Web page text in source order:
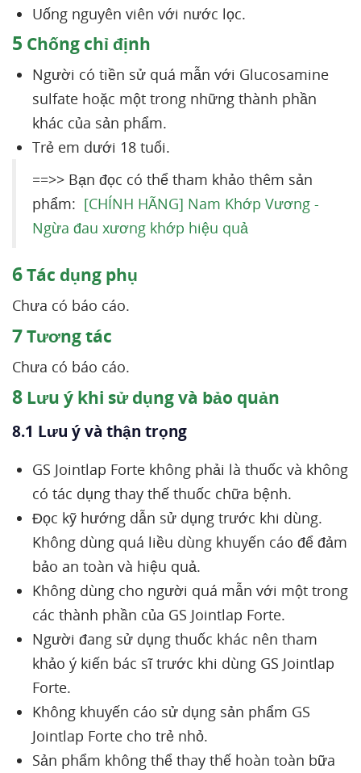
Uống nguyên viên với nước lọc.
5 Chống chỉ định
Người có tiền sử quá mẫn với Glucosamine
sulfate hoặc một trong những thành phần
khác của sản phẩm.
Trẻ em dưới 18 tuổi.
==>> Bạn đọc có thể tham khảo thêm sản
phẩm: [CHÍNH HÃNG] Nam Khớp Vương -
Ngừa đau xương khớp hiệu quả
6Tác dụng phụ
Chưa có báo cáo.
7Tương tác
Chưa có báo cáo.
8 Lưu ý khi sử dụng và bảo quản
8.1 Lưu ý và thận trọng
GS Jointlap Forte không phải là thuốc và không
có tác dụng thay thế thuốc chữa bệnh.
Đọc kỹ hướng dẫn sử dụng trước khi dùng.
Không dùng quá liều dùng khuyến cáo để đảm
bảo an toàn và hiệu quả.
Không dùng cho người quá mẫn với một trong
các thành phần của GS Jointlap Forte.
Người đang sử dụng thuốc khác nên tham
khảo ý kiến bác sĩ trước khi dùng GS Jointlap
Forte.
Không khuyến cáo sử dụng sản phẩm GS
Jointlap Forte cho trẻ nhỏ.
Sản phẩm không thể thay thế hoàn toàn bữa